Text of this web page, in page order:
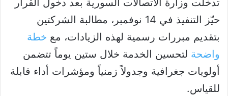
تدخلت وزارة الاتصالات السورية بعد دخول القرار
حيّز التنفيذ في 14 نوفمبر، مطالبة الشركتين
بتقديم مبررات رسمية لهذه الزيادات، مع خطة
واضحة لتحسين الخدمة خلال ستين يوماً تتضمن
أولويات جغرافية وجدولاً زمنياً ومؤشرات أداء قابلة
للقياس.